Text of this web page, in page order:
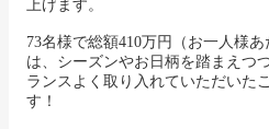
上げます。
73名様で総額410万円（お一人様
は、シーズンやお日柄を踏まえつ
ランスよく取り入れていただいた
す！